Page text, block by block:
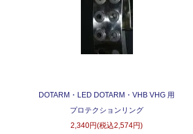
DOTARM・LED DOTARM・VHB VHG 用
プロテクションリング
2,340円(税込2,574円)